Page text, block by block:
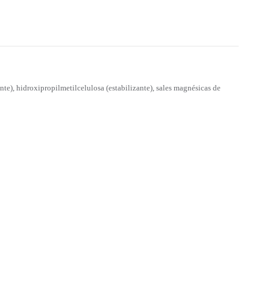
hidroxipropilmetilcelulosa (estabilizante), sales magnésicas de